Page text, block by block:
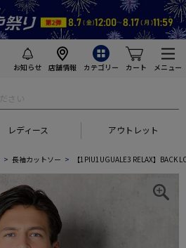
お知らせ 店舗情報 カテゴリー カート メニュー
レディース アウトレット
長袖カットソー 【1PIU1UGUALE3 RELAX】